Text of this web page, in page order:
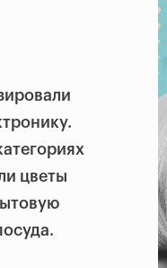
цветы